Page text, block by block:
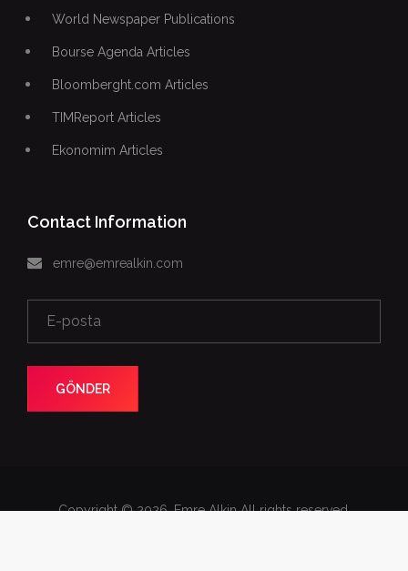
World Newspaper Publications
Bourse Agenda Articles
Bloomberght.com Articles
TIMReport Articles
Ekonomim Articles
Contact Information
emre@emrealkin.com
GÖNDER
Copyright © 2026. Emre Alkin All rights reserved.